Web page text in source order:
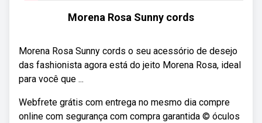
Morena Rosa Sunny cords
Morena Rosa Sunny cords o seu acessório de desejo
das fashionista agora está do jeito Morena Rosa, ideal
para você que ...
Webfrete grátis com entrega no mesmo dia compre
online com segurança com compra garantida © óculos